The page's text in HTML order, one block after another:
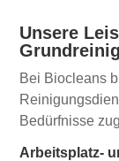
Unsere
Bei Biocleans
Bedürfnisse
Arbeitsplatz-